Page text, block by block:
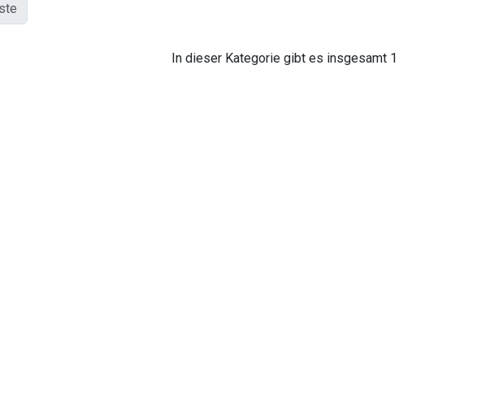
In dieser Kategorie gibt es insgesamt 1